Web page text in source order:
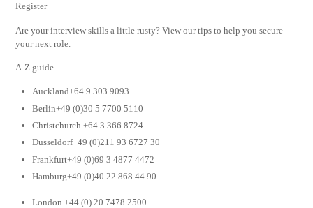
Register
Are your interview skills a little rusty? View our tips to help you secure
your next role.
A-Z guide
Auckland+64 9 303 9093
Berlin+49 (0)30 5 7700 5110
Christchurch +64 3 366 8724
Dusseldorf+49 (0)211 93 6727 30
Frankfurt+49 (0)69 3 4877 4472
Hamburg+49 (0)40 22 868 44 90
London +44 (0) 20 7478 2500